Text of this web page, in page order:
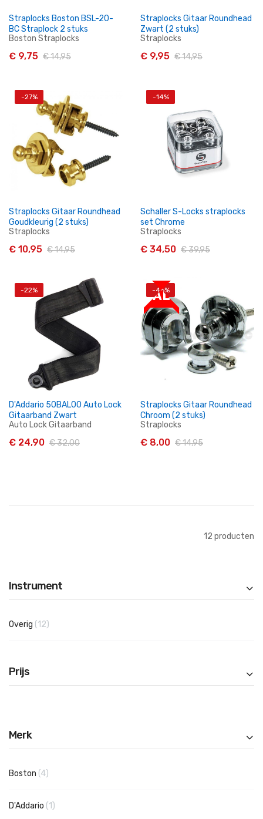
Instrument
Overig 12producten
Prijs
Merk
Boston 4producten
D'Addario 1product
In Winkelwagen
Straplocks Boston BSL-20-
BC Straplock 2 stuks
Boston Straplocks
€ 9,75 € 14,95
In Winkelwagen
Straplocks Gitaar Roundhead
Zwart (2 stuks)
Straplocks
€ 9,95 € 14,95
-27%
In Winkelwagen
Straplocks Gitaar Roundhead
Goudkleurig (2 stuks)
Straplocks
€ 10,95 € 14,95
-14%
In Winkelwagen
Schaller S-Locks straplocks
set Chrome
Straplocks
€ 34,50 € 39,95
-22%
D'Addario 50BAL00 Auto Lock
Gitaarband Zwart
Auto Lock Gitaarband
€ 24,90 € 32,00
SALE
-46%
Straplocks Gitaar Roundhead
Chroom (2 stuks)
Straplocks
€ 8,00 € 14,95
12 producten